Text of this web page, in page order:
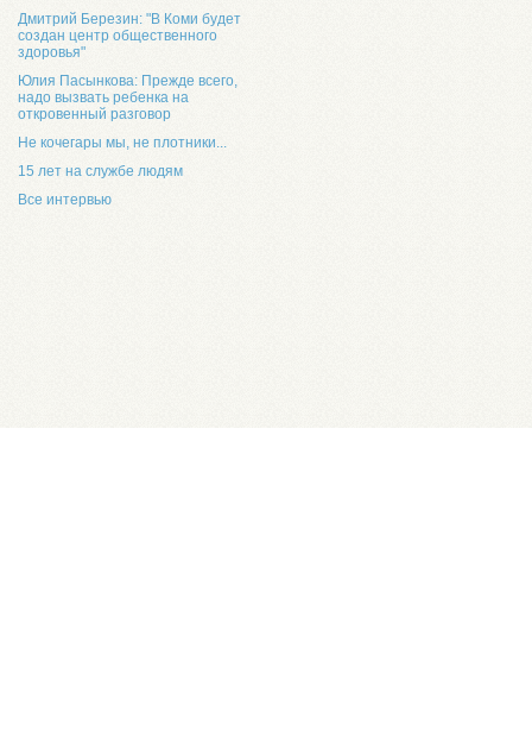
Дмитрий Березин: "В Коми будет
создан центр общественного
здоровья"
Юлия Пасынкова: Прежде всего,
надо вызвать ребенка на
откровенный разговор
Не кочегары мы, не плотники...
15 лет на службе людям
Все интервью